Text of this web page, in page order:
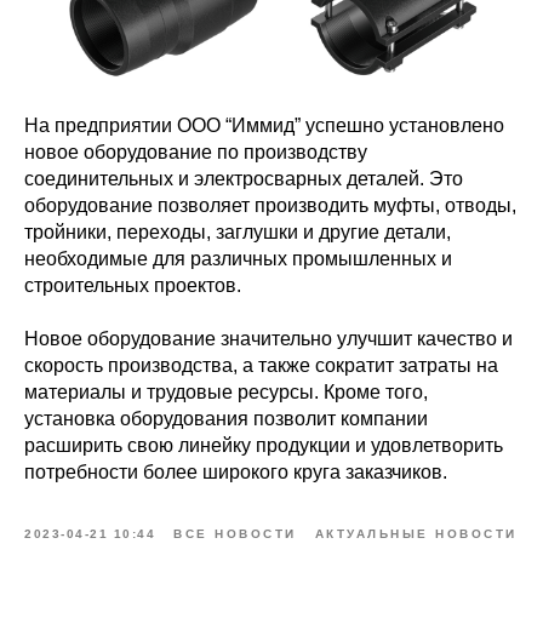
На предприятии ООО “Иммид” успешно установлено
новое оборудование по производству
соединительных и электросварных деталей. Это
оборудование позволяет производить муфты, отводы,
тройники, переходы, заглушки и другие детали,
необходимые для различных промышленных и
строительных проектов.
Новое оборудование значительно улучшит качество и
скорость производства, а также сократит затраты на
материалы и трудовые ресурсы. Кроме того,
установка оборудования позволит компании
расширить свою линейку продукции и удовлетворить
потребности более широкого круга заказчиков.
2023-04-21 10:44 ВСЕ НОВОСТИ АКТУАЛЬНЫЕ НОВОСТИ